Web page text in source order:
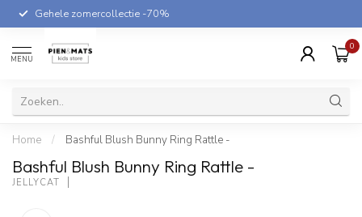
Gehele zomercollectie -70%
MENU
0
Home / Bashful Blush Bunny Ring Rattle -
Bashful Blush Bunny Ring Rattle -
JELLYCAT